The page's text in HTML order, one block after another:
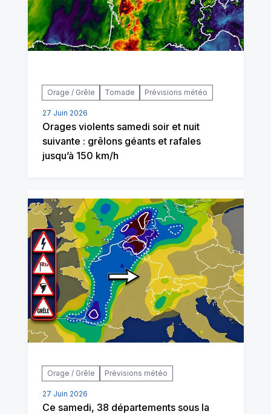
Orage / Grêle Tornade Prévisions météo
27 Juin 2026
Orages violents samedi soir et nuit
suivante : grêlons géants et rafales
jusqu’à 150 km/h
Orage / Grêle Prévisions météo
27 Juin 2026
Ce samedi, 38 départements sous la